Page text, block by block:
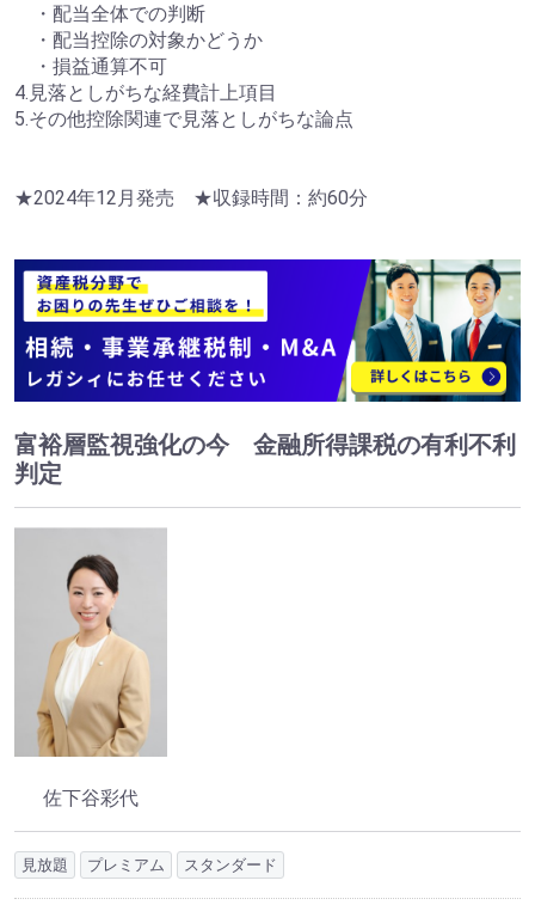
・配当全体での判断
・配当控除の対象かどうか
・損益通算不可
4.見落としがちな経費計上項目
5.その他控除関連で見落としがちな論点
★2024年12月発売 ★収録時間：約60分
富裕層監視強化の今 金融所得課税の有利不利
判定
佐下谷彩代
見放題 プレミアム スタンダード